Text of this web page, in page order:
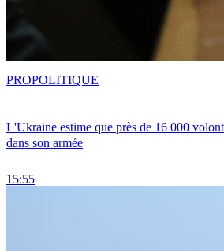
L'Ukraine estime que près de 16 000
dans son armée
15:55
PROPOLITIQUE